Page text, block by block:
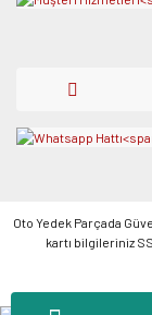
Oto Yedek Parçada
kartı bilgileriniz